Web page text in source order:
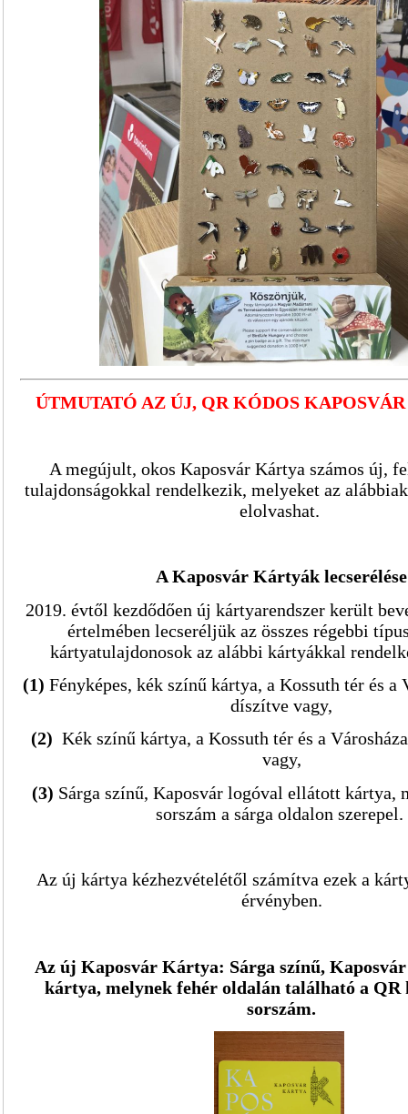
ÚTMUTATÓ AZ ÚJ, QR KÓDOS
A megújult, okos Kaposvár Kártya számos új,
tulajdonságokkal rendelkezik, melyeket az
elolvashat.
A Kaposvár Kártyák lecserélése
2019. évtől kezdődően új kártyarendszer került
értelmében lecseréljük az összes régebbi
kártyatulajdonosok az alábbi kártyákkal
(1) Fényképes, kék színű kártya, a Kossuth tér és a
díszítve vagy,
(2) Kék színű kártya, a Kossuth tér és a
vagy,
(3) Sárga színű, Kaposvár logóval ellátott kártya,
sorszám a sárga oldalon szerepel.
Az új kártya kézhezvételétől számítva ezek a
érvényben.
Az új Kaposvár Kártya: Sárga színű,
kártya, melynek fehér oldalán található a QR
sorszám.